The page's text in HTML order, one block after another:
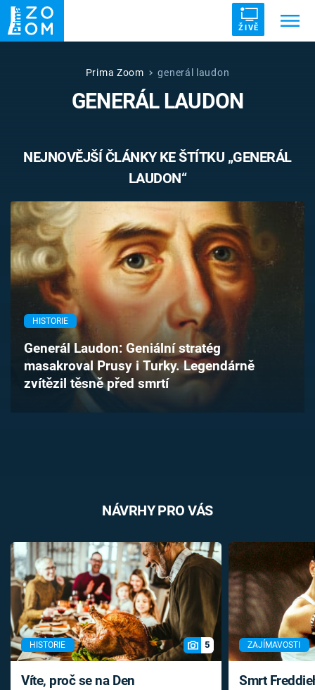
ŽIVĚ
ZRÁDCI UFO DRUHÁ SVĚTOVÁ VÁLKA
VETŘELCI DÁVNOVĚKU
Témata
Pořady
TV Program
Časopis
Sledujte prima+
Prima Zoom generál laudon
GENERÁL LAUDON
NEJNOVĚJŠÍ ČLÁNKY KE ŠTÍTKU „GENERÁL
LAUDON“
HISTORIE
Generál Laudon: Geniální stratég
masakroval Prusy i Turky. Legendárně
zvítězil těsně před smrtí
NÁVRHY PRO VÁS
HISTORIE 5
Víte, proč se na Den
ZAJÍMAVOSTI
Smrt